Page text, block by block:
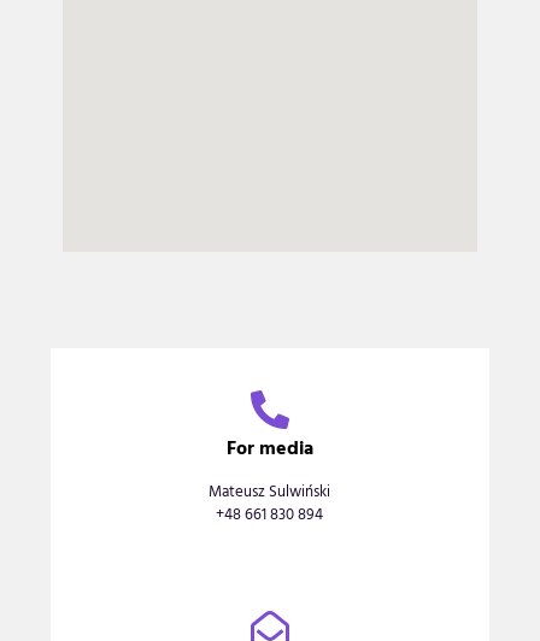
For media
Mateusz Sulwiński
+48 661 830 894